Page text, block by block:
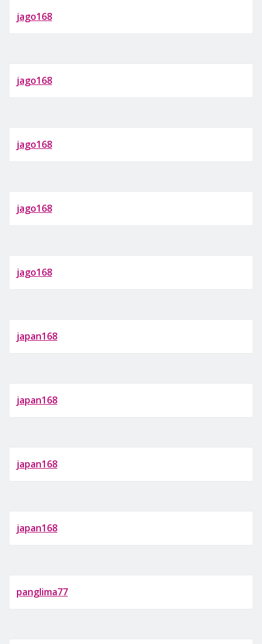
jago168
jago168
jago168
jago168
jago168
japan168
japan168
japan168
japan168
panglima77